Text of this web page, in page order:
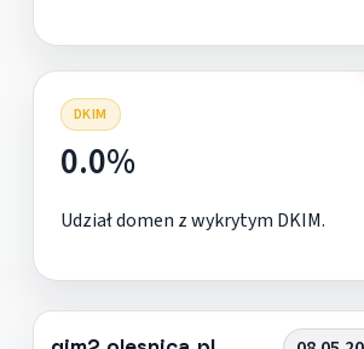
DKIM
0.0%
Udział domen z wykrytym DKIM.